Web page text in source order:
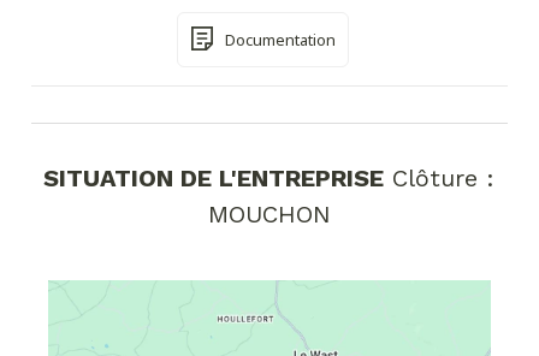
Documentation
SITUATION DE L'ENTREPRISE Clôture :
MOUCHON